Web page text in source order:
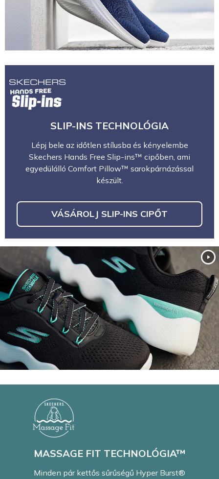
SLIP-INS TECHNOLÓGIA
Lépj bele az időtlen stílusba és kényelembe
Skechers Hands Free Slip-ins™ cipőben, ami
egyedülálló Comfort Pillow™ sarokpárnázással
készült.
VÁSÁROLJ SLIP-INS CIPŐT
MASSAGE FIT TECHNOLÓGIA™
Minden pár kettős sűrűségű Hyper Burst®